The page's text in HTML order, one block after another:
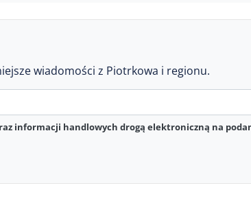
wiadomości z Piotrkowa i regionu.
informacji handlowych drogą elektroniczną na